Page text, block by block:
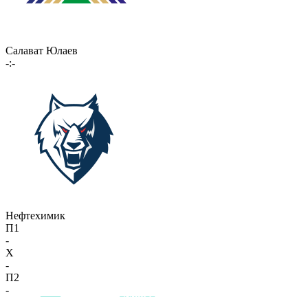
Салават Юлаев
-:-
Нефтехимик
П1
-
X
-
П2
-